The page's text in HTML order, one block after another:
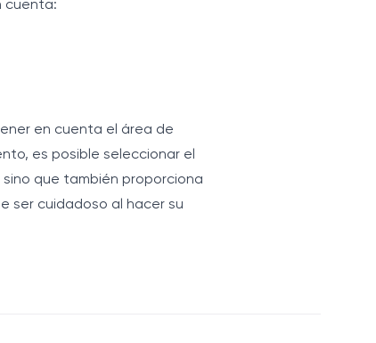
cuenta:
en cuenta el área de
es posible seleccionar el
que también proporciona
ser cuidadoso al hacer su